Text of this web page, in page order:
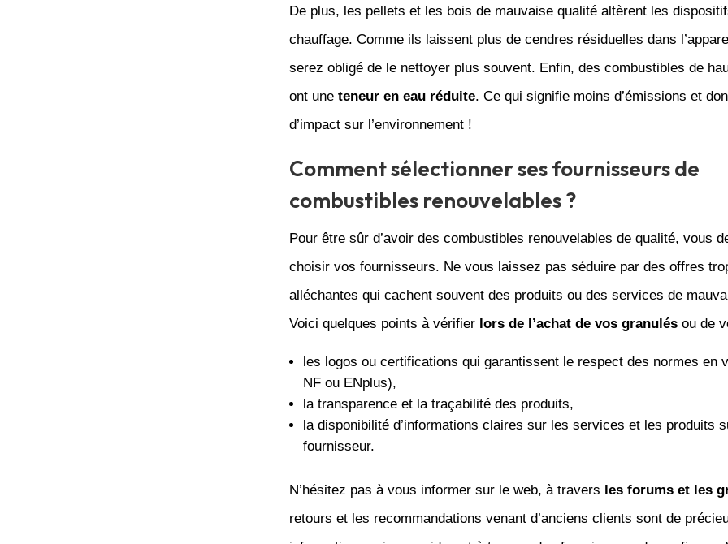
De plus, les pellets et les bois de mauvaise qualité altèrent les
chauffage. Comme ils laissent plus de cendres résiduelles dans
serez obligé de le nettoyer plus souvent. Enfin, des combustibles de
ont une teneur en eau réduite. Ce qui signifie moins d’émissions et
d’impact sur l’environnement !
Comment sélectionner ses fournisseurs de
combustibles renouvelables ?
Pour être sûr d’avoir des combustibles renouvelables de qualité, vous
choisir vos fournisseurs. Ne vous laissez pas séduire par des offres
alléchantes qui cachent souvent des produits ou des services de
Voici quelques points à vérifier lors de l’achat de vos granulésou de
les logos ou certifications qui garantissent le respect des normes en
NF ou ENplus),
la transparence et la traçabilité des produits,
la disponibilité d’informations claires sur les services et les produits
fournisseur.
N’hésitez pas à vous informer sur le web, à travers les forums et les
retours et les recommandations venant d’anciens clients sont de